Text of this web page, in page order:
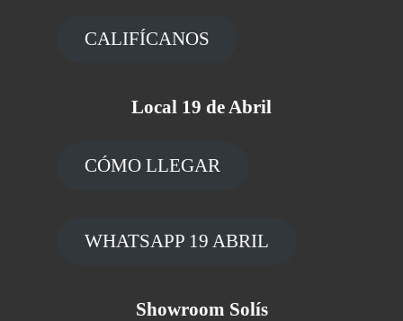
CALIFÍCANOS
Local 19 de Abril
CÓMO LLEGAR
WHATSAPP 19 ABRIL
Showroom Solís